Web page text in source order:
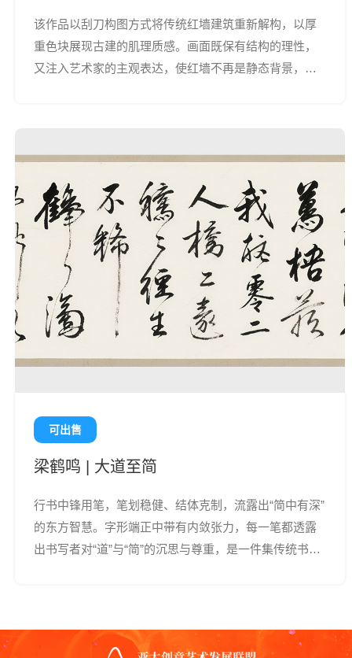
该作品以刮刀构图方式将传统红墙建筑重新解构，以厚
重色块展现古建的肌理质感。画面既保有结构的理性，
又注入艺术家的主观表达，使红墙不再是静态背景，而
可出售
梁鹤鸣 | 大道至简
行书中锋用笔，笔划稳健、结体克制，流露出“简中有深”
的东方智慧。字形端正中带有内敛张力，每一笔都透露
出书写者对“道”与“简”的沉思与尊重，是一件集传统书法